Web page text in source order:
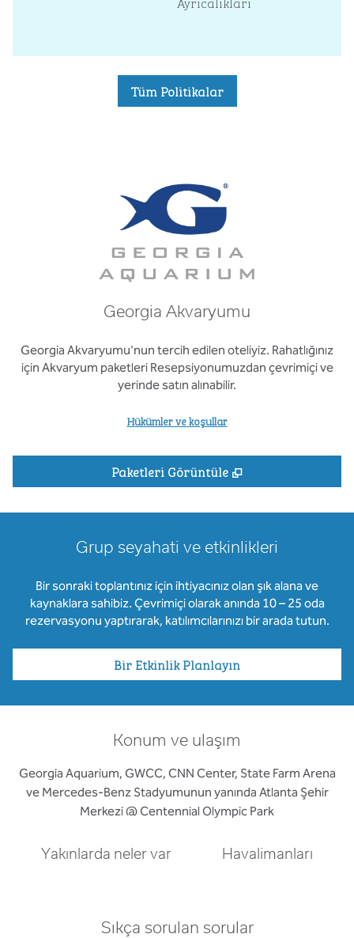
Tüm Politikalar
Georgia Akvaryumu
Georgia Akvaryumu'nun tercih edilen oteliyiz. Rahatlığınız
için Akvaryum paketleri Resepsiyonumuzdan çevrimiçi ve
yerinde satın alınabilir.
Hükümler ve koşullar
Paketleri Görüntüle ,
Grup seyahati ve etkinlikleri
Bir sonraki toplantınız için ihtiyacınız olan şık alana ve
kaynaklara sahibiz. Çevrimiçi olarak anında 10 – 25 oda
rezervasyonu yaptırarak, katılımcılarınızı bir arada tutun.
Bir Etkinlik Planlayın
Konum ve ulaşım
Georgia Aquarium, GWCC, CNN Center, State Farm Arena
ve Mercedes-Benz Stadyumunun yanında Atlanta Şehir
Merkezi @ Centennial Olympic Park
Yakınlarda neler var Havalimanları
Sıkça sorulan sorular